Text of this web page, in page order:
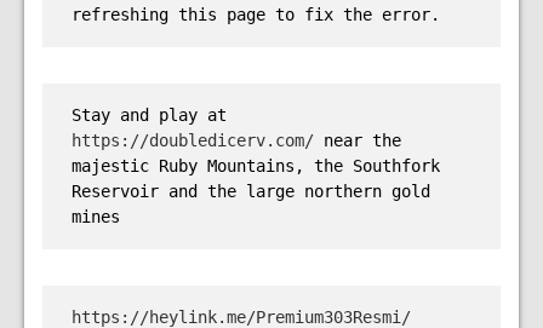
refreshing this page to fix the error.
https://doubledicerv.com/ near the
majestic Ruby Mountains, the Southfork
Reservoir and the large northern gold
mines
https://heylink.me/Premium303Resmi/